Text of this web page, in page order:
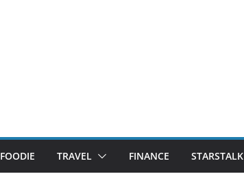
FOODIE TRAVEL FINANCE STARSTALK